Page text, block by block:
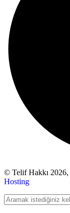
© Telif Hakkı 2026,
Hosting